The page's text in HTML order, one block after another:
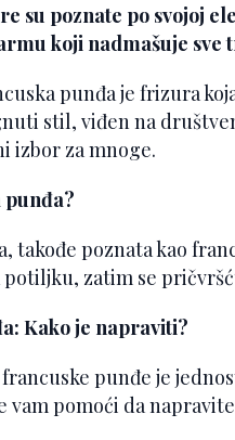
su poznate po svojoj
koji nadmašuje sve
punđa je frizura
stil, viđen na
izbor za mnoge.
punđa?
takođe poznata kao
zatim se
Kako je napraviti?
punđe je
vam pomoći da